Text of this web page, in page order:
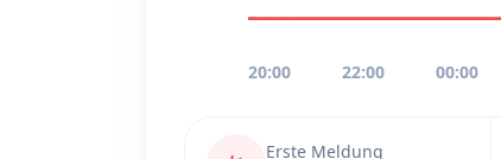
20:00 22:00 00:00
Erste Meldung